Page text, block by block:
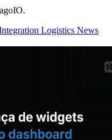
Logistics News